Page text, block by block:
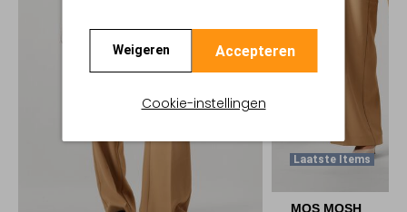
Weigeren Accepteren
Cookie-instellingen
Laatste Items
MOS MOSH